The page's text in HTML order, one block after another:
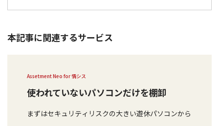
本記事に関連するサービス
Assetment Neo for 情シス
使われていないパソコンだけを棚卸
まずはセキュリティリスクの大きい遊休パソコンから